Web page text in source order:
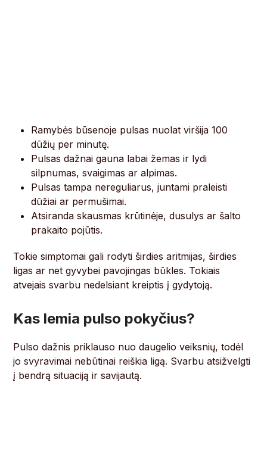
Ramybės būsenoje pulsas nuolat viršija 100
dūžių per minutę.
Pulsas dažnai gauna labai žemas ir lydi
silpnumas, svaigimas ar alpimas.
Pulsas tampa nereguliarus, juntami praleisti
dūžiai ar permušimai.
Atsiranda skausmas krūtinėje, dusulys ar šalto
prakaito pojūtis.
Tokie simptomai gali rodyti širdies aritmijas, širdies
ligas ar net gyvybei pavojingas būkles. Tokiais
atvejais svarbu nedelsiant kreiptis į gydytoją.
Kas lemia pulso pokyčius?
Pulso dažnis priklauso nuo daugelio veiksnių, todėl
jo svyravimai nebūtinai reiškia ligą. Svarbu atsižvelgti
į bendrą situaciją ir savijautą.